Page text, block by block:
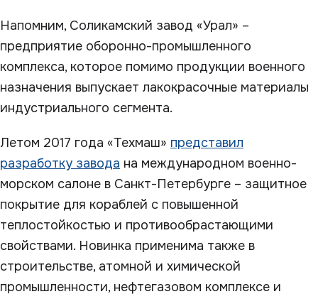
Напомним, Соликамский завод «Урал» –
предприятие оборонно-промышленного
комплекса, которое помимо продукции военного
назначения выпускает лакокрасочные материалы
индустриального сегмента.
Летом 2017 года «Техмаш» представил
разработку завода на международном военно-
морском салоне в Санкт-Петербурге – защитное
покрытие для кораблей с повышенной
теплостойкостью и противообрастающими
свойствами. Новинка применима также в
строительстве, атомной и химической
промышленности, нефтегазовом комплексе и